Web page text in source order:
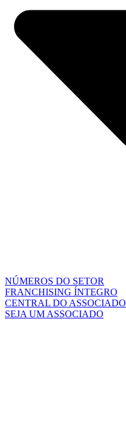
NÚMEROS DO SETOR
FRANCHISING ÍNTEGRO
CENTRAL DO ASSOCIADO
SEJA UM ASSOCIADO